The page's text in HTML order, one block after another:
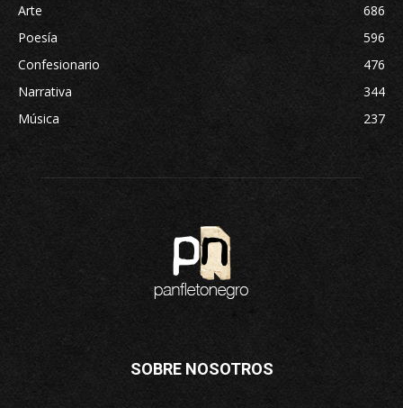
Arte
686
Poesía
596
Confesionario
476
Narrativa
344
Música
237
SOBRE NOSOTROS